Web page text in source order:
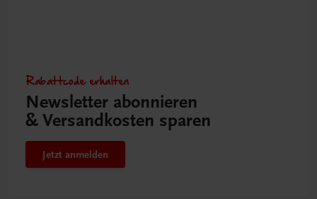
Rabattcode erhalten
Newsletter abonnieren
& Versandkosten sparen
Jetzt anmelden